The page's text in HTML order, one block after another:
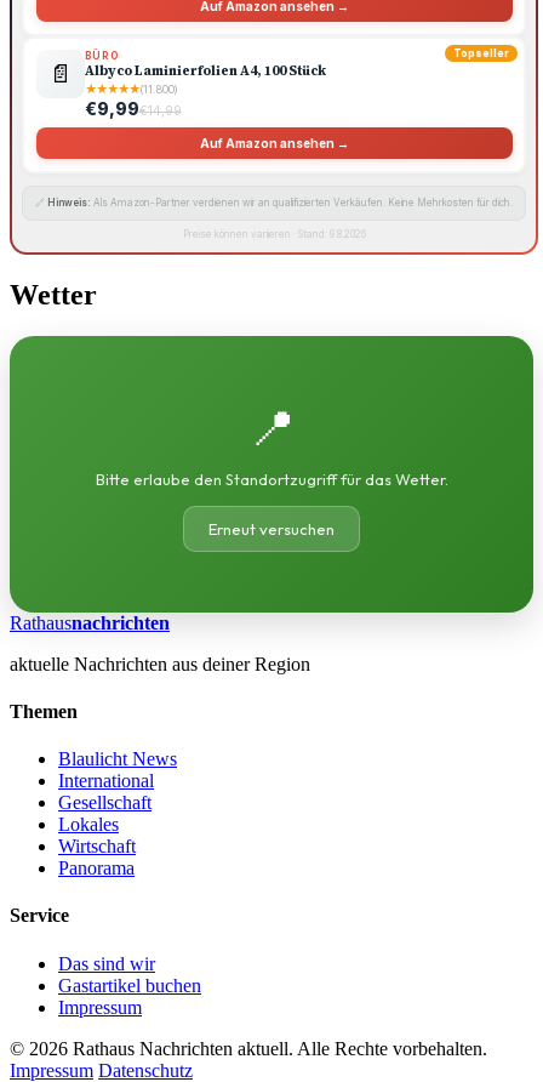
Auf Amazon ansehen →
Topseller
📄
BÜRO
Albyco Laminierfolien A4, 100 Stück
★★★★★(11.800)
€9,99€14,99
Auf Amazon ansehen →
🔗 Hinweis: Als Amazon-Partner verdienen wir an qualifizierten Verkäufen. Keine Mehrkosten für dich.
Preise können variieren · Stand: 9.8.2026
Wetter
📍
Bitte erlaube den Standortzugriff für das Wetter.
Erneut versuchen
Rathausnachrichten
aktuelle Nachrichten aus deiner Region
Themen
Blaulicht News
International
Gesellschaft
Lokales
Wirtschaft
Panorama
Service
Das sind wir
Gastartikel buchen
Impressum
© 2026 Rathaus Nachrichten aktuell. Alle Rechte vorbehalten.
Impressum Datenschutz